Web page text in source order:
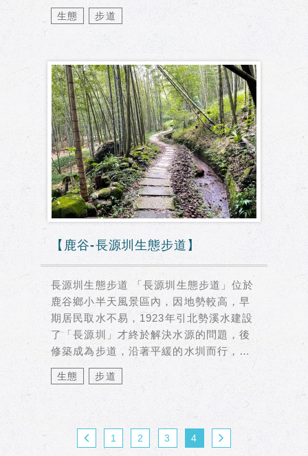
代轉...
生態 步道
【鹿谷-長源圳生態步道】
長源圳生態步道 「長源圳生態步道」位於
鹿谷鄉小半天風景區內，因地勢較高，早
期居民取水不易，1923年引北勢溪水建設
了「長源圳」才終於解決水源的問題，後
修築成為步道，沿著平緩的水圳而行，有
清澈的流水...
生態 步道
1 2 3 4